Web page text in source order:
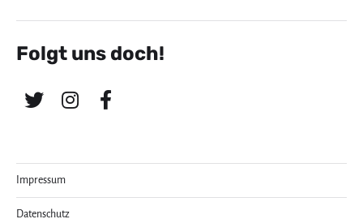
Folgt uns doch!
Impressum
Datenschutz